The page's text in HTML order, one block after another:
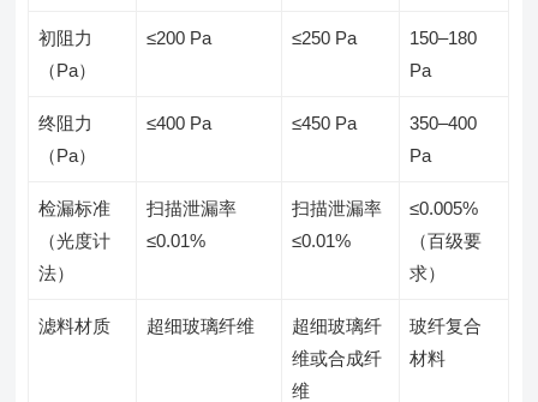
初阻力
（Pa）
≤200 Pa ≤250 Pa
150–180
Pa
终阻力
（Pa）
≤400 Pa ≤450 Pa
350–400
Pa
检漏标准
（光度计
法）
扫描泄漏率
≤0.01%
扫描泄漏率
≤0.01%
≤0.005%
（百级要
求）
滤料材质 超细玻璃纤维
超细玻璃纤
维或合成纤
维
玻纤复合
材料